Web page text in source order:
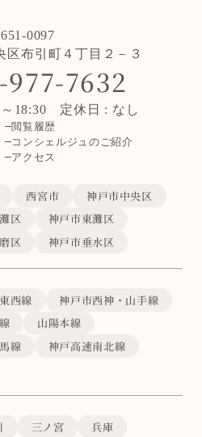
0097
区布引町４丁目２－３
977-7632
18:30 定休日 : なし
閲覧履歴
コンシェルジュのご紹介
アクセス
西宮市
神戸市中央区
区
神戸市東灘区
区 神戸市垂水区
西線
神戸市西神・山手線
山陽本線
線
神戸高速南北線
三ノ宮 兵庫